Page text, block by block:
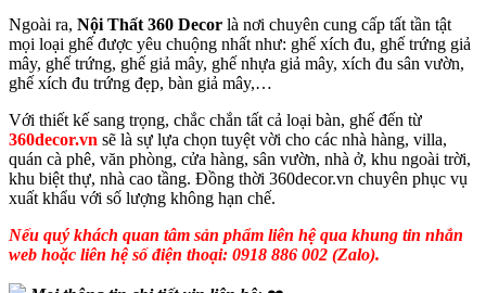
Ngoài ra, Nội Thất 360 Decor là nơi chuyên cung cấp tất tần tật
mọi loại ghế được yêu chuộng nhất như: ghế xích đu, ghế trứng giả
mây, ghế trứng, ghế giả mây, ghế nhựa giả mây, xích đu sân vườn,
ghế xích đu trứng đẹp, bàn giả mây,…
Với thiết kế sang trọng, chắc chắn tất cả loại bàn, ghế đến từ
360decor.vn sẽ là sự lựa chọn tuyệt vời cho các nhà hàng, villa,
quán cà phê, văn phòng, cửa hàng, sân vườn, nhà ở, khu ngoài trời,
khu biệt thự, nhà cao tầng. Đồng thời 360decor.vn chuyên phục vụ
xuất khẩu với số lượng không hạn chế.
Nếu quý khách quan tâm sản phẩm liên hệ qua khung tin nhắn
web hoặc liên hệ số điện thoại: 0918 886 002 (Zalo).